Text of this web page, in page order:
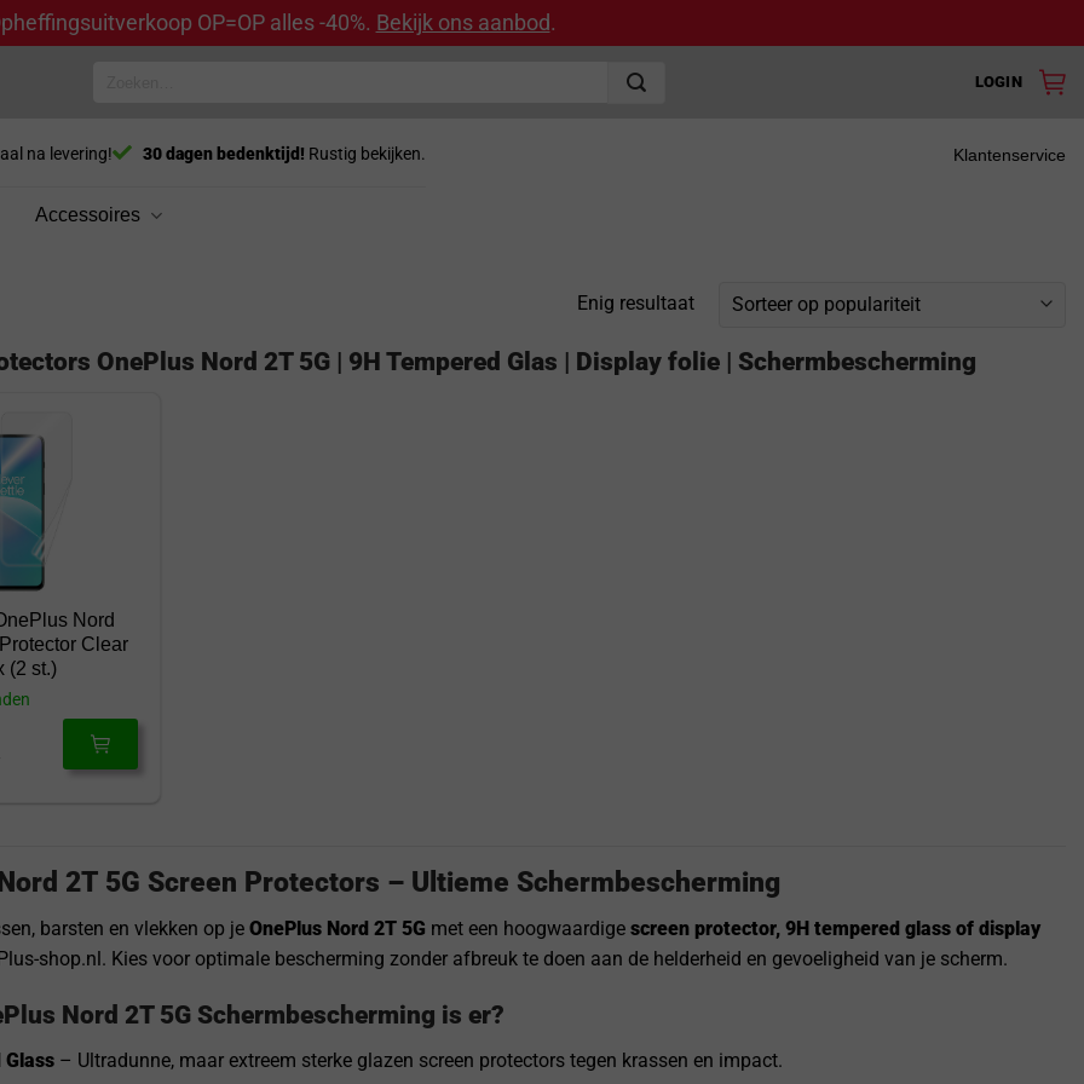
OP=OP alles -40%. Bekijk ons aanbod.
LOGIN
na levering! 30 dagen bedenktijd! Rustig bekijken. Klantenservice
Accessoires
Enig resultaat
OnePlus Nord 2T 5G | 9H Tempered Glas | Display folie | Schermbescherming
Nord
Clear
(2 st.)
2T 5G Screen Protectors – Ultieme Schermbescherming
barsten en vlekken op je OnePlus Nord 2T 5G met een hoogwaardige screen protector, 9H tempered glass of display
shop.nl. Kies voor optimale bescherming zonder afbreuk te doen aan de helderheid en gevoeligheid van je scherm.
Nord 2T 5G Schermbescherming is er?
Glass – Ultradunne, maar extreem sterke glazen screen protectors tegen krassen en impact.